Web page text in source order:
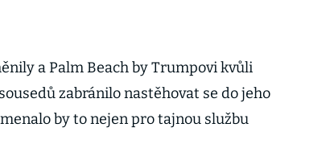
a Palm Beach by Trumpovi kvůli
zabránilo nastěhovat se do jeho
by to nejen pro tajnou službu